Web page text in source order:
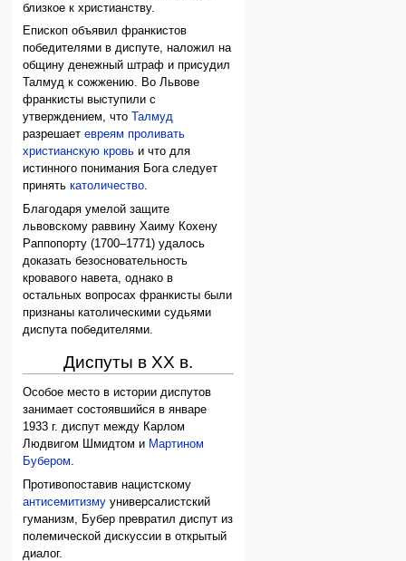
близкое к христианству.
Епископ объявил франкистов
победителями в диспуте, наложил на
общину денежный штраф и присудил
Талмуд к сожжению. Во Львове
франкисты выступили с
утверждением, что
Талмуд
разрешаетевреям проливать
христианскую кровь и что для
истинного понимания Бога следует
принятькатоличество.
Благодаря умелой защите
львовскому раввину Хаиму Кохену
Раппопорту (1700–1771) удалось
доказать безосновательность
кровавого навета, однако в
остальных вопросах франкисты были
признаны католическими судьями
диспута победителями.
Диспуты в XX в.
Особое место в истории диспутов
занимает состоявшийся в январе
1933 г. диспут между Карлом
Людвигом Шмидтом и Мартином
Бубером.
Противопоставив нацистскому
антисемитизму универсалистский
гуманизм, Бубер превратил диспут из
полемической дискуссии в открытый
диалог.